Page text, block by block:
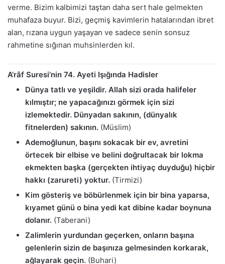
verme. Bizim kalbimizi taştan daha sert hale gelmekten
muhafaza buyur. Bizi, geçmiş kavimlerin hatalarından ibret
alan, rızana uygun yaşayan ve sadece senin sonsuz
rahmetine sığınan muhsinlerden kıl.
A’râf Suresi’nin 74. Ayeti Işığında Hadisler
Dünya tatlı ve yeşildir. Allah sizi orada halifeler
kılmıştır; ne yapacağınızı görmek için sizi
izlemektedir. Dünyadan sakının, (dünyalık
fitnelerden) sakının. (Müslim)
Ademoğlunun, başını sokacak bir ev, avretini
örtecek bir elbise ve belini doğrultacak bir lokma
ekmekten başka (gerçekten ihtiyaç duyduğu) hiçbir
hakkı (zarureti) yoktur. (Tirmizi)
Kim gösteriş ve böbürlenmek için bir bina yaparsa,
kıyamet günü o bina yedi kat dibine kadar boynuna
dolanır. (Taberani)
Zalimlerin yurdundan geçerken, onların başına
gelenlerin sizin de başınıza gelmesinden korkarak,
ağlayarak geçin. (Buhari)